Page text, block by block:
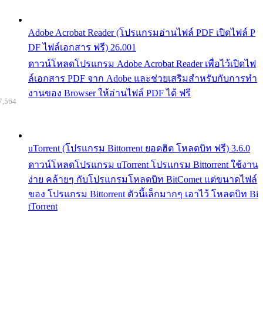
Adobe Acrobat Reader (โปรแกรมอ่านไฟล์ PDF เปิดไฟล์ P
DF ไฟล์เอกสาร ฟรี) 26.001
ดาวน์โหลดโปรแกรม Adobe Acrobat Reader เพื่อไว้เปิดไฟ
ล์เอกสาร PDF จาก Adobe และช่วยเสริมสำหรับกับการทำ
งานของ Browser ให้อ่านไฟล์ PDF ได้ ฟรี
uTorrent (โปรแกรม Bittorrent ยอดฮิต โหลดบิท ฟรี) 3.6.0
ดาวน์โหลดโปรแกรม uTorrent โปรแกรม Bittorrent ใช้งาน
ง่าย คล้ายๆ กับโปรแกรมโหลดบิท BitComet แต่ขนาดไฟล์
ของ โปรแกรม Bittorrent ตัวนี้เล็กมากๆ เอาไว้ โหลดบิท Bi
tTorrent